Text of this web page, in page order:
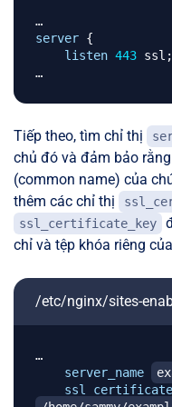
server {
listen 443 ssl ;
Tiếp theo, tìm chỉ thị
chủ đó và đảm bảo
(common name) của
thêm các chỉ thị
ssl_certificate_key
chỉ và tệp khóa riêng
/etc/nginx/sites-
…
server_name
ssl_certificate